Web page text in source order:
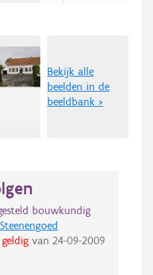
Bekijk alle
beelden in de
beeldbank >
bouwkundig
van 24-09-2009